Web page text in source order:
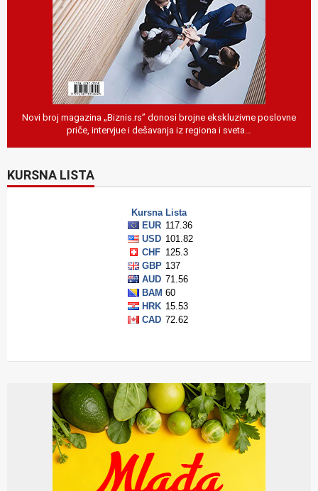
Novi broj magazina „Biznis.rs” donosi brojne ekskluzivne poslovne
priče, intervjue i dešavanja iz regiona i sveta…
KURSNA LISTA